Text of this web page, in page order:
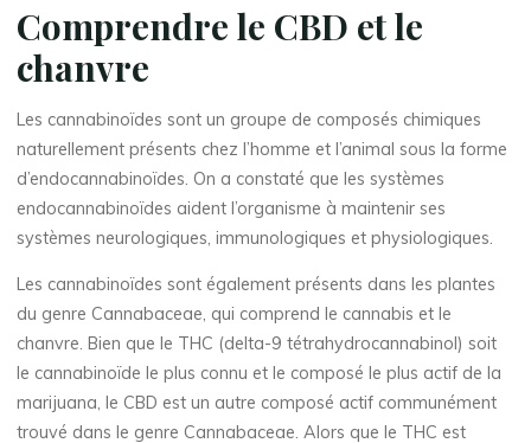
Comprendre le CBD et le
chanvre
Les cannabinoïdes sont un groupe de composés chimiques
naturellement présents chez l’homme et l’animal sous la forme
d’endocannabinoïdes. On a constaté que les systèmes
endocannabinoïdes aident l’organisme à maintenir ses
systèmes neurologiques, immunologiques et physiologiques.
Les cannabinoïdes sont également présents dans les plantes
du genre Cannabaceae, qui comprend le cannabis et le
chanvre. Bien que le THC (delta-9 tétrahydrocannabinol) soit
le cannabinoïde le plus connu et le composé le plus actif de la
marijuana, le CBD est un autre composé actif communément
trouvé dans le genre Cannabaceae. Alors que le THC est